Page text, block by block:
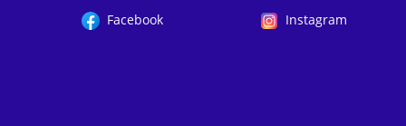
Facebook
Instagram